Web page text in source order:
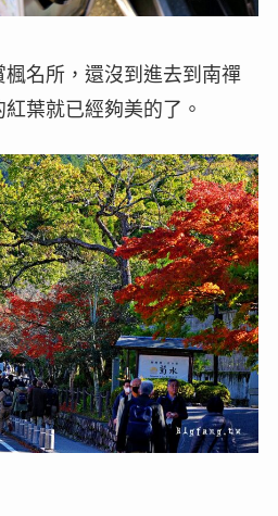
名所，還沒到進去到南禪
葉就已經夠美的了。